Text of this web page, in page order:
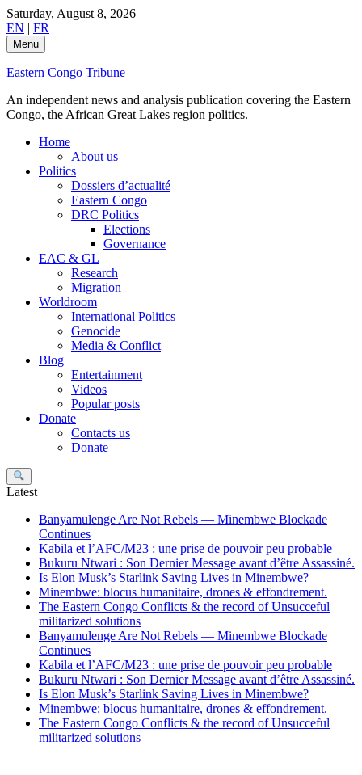
Skip
to
content
Saturday, August 8, 2026
EN | FR
Menu
Eastern Congo Tribune
An independent news and analysis publication covering the Eastern
Congo, the African Great Lakes region politics.
Home
About us
Politics
Dossiers d’actualité
Eastern Congo
DRC Politics
Elections
Governance
EAC & GL
Research
Migration
Worldroom
International Politics
Genocide
Media & Conflict
Blog
Entertainment
Videos
Popular posts
Donate
Contacts us
Donate
Search
Latest
Banyamulenge Are Not Rebels — Minembwe Blockade
Continues
Kabila et l’AFC/M23 : une prise de pouvoir peu probable
Bukuru Ntwari : Son Dernier Message avant d’être Assassiné.
Is Elon Musk’s Starlink Saving Lives in Minembwe?
Minembwe: blocus humanitaire, drones & effondrement.
The Eastern Congo Conflicts & the record of Unsucceful
militarized solutions
Banyamulenge Are Not Rebels — Minembwe Blockade
Continues
Kabila et l’AFC/M23 : une prise de pouvoir peu probable
Bukuru Ntwari : Son Dernier Message avant d’être Assassiné.
Is Elon Musk’s Starlink Saving Lives in Minembwe?
Minembwe: blocus humanitaire, drones & effondrement.
The Eastern Congo Conflicts & the record of Unsucceful
militarized solutions